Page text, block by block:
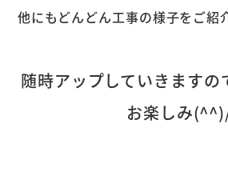
他にもどんどん工事の様子をご紹
随時アップしていきますの
お楽しみ